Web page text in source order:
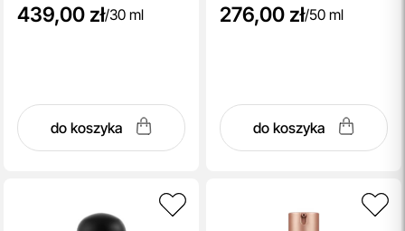
439,00 zł/30 ml
do koszyka
276,00 zł/50 ml
do koszyka